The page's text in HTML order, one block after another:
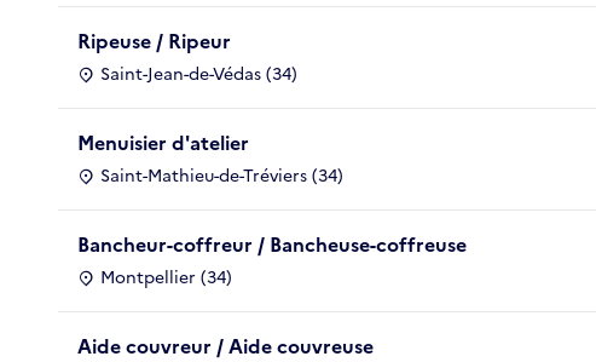
Ripeuse / Ripeur
Saint-Jean-de-Védas (34)
Menuisier d'atelier
Saint-Mathieu-de-Tréviers (34)
Bancheur-coffreur / Bancheuse-coffreuse
Montpellier (34)
Aide couvreur / Aide couvreuse